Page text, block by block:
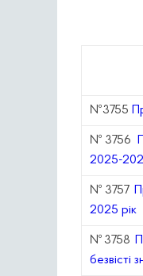
№3755
№3756
2025-
№3757
2025 рік
№3758
безвісті